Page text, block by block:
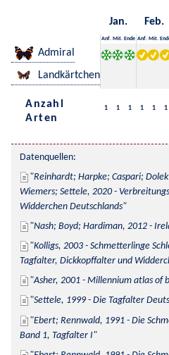
Jan. Feb.
Anf. Mit. Ende Anf. Mit.
Admiral
Landkärtchen
Anzahl
Arten
1 1 1 1 1 1
Datenquellen:
Reinhardt; Harpke; Caspari;
Wiemers; Settele, 2020 -
Widderchen Deutschlands
Nash; Boyd; Hardiman, 2012 -
Kolligs, 2003 - Schmetterlinge
Tagfalter, Dickkopffalter und
Asher, 2001 - Millennium atlas of
Settele, 1999 - Die Tagfalter
Ebert; Rennwald, 1991 - Die
Band 1, Tagfalter I